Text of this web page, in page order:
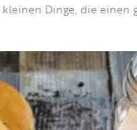
Dinge, die einen